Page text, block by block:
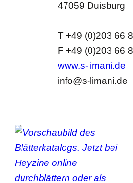
47059 Duisburg
T +49 (0)203 66
F +49 (0)203 66
www.s-limani.de
info@s-limani.de